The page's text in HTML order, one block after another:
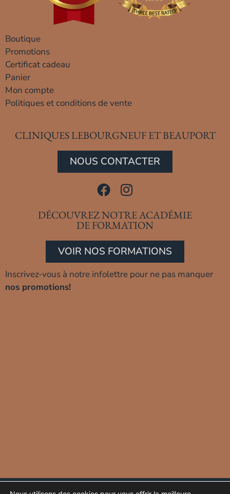
Boutique
Promotions
Certificat cadeau
Panier
Mon compte
Politiques et conditions de vente
CLINIQUES LEBOURGNEUF ET BEAUPORT
NOUS CONTACTER
DÉCOUVREZ NOTRE ACADÉMIE
DE FORMATION
VOIR NOS FORMATIONS
Inscrivez-vous à notre infolettre pour ne pas manquer
nos promotions!
Protection de vos donnéesGlossaire